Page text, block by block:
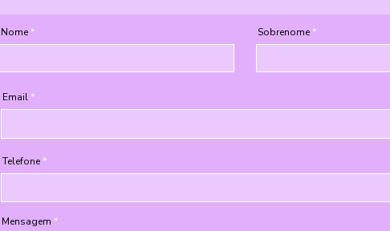
Nome Sobrenome
Email
Telefone
Mensagem